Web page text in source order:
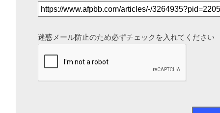
迷惑メール防止のため必ずチェックを入れてください